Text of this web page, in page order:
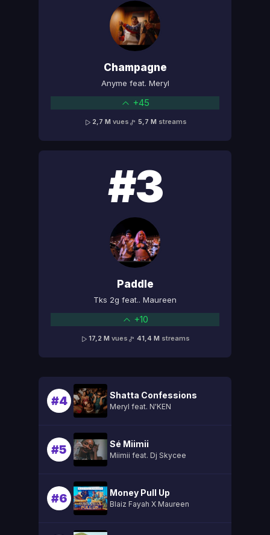
Champagne
Anyme feat. Meryl
+45
2,7 M vues 5,7 M streams
#3
Paddle
Tks 2g feat.. Maureen
+10
17,2 M vues 41,4 M streams
#4 Shatta Confessions
Meryl feat. N'KEN
#5 Sé Miimii
Miimii feat. Dj Skycee
#6 Money Pull Up
Blaiz Fayah X Maureen